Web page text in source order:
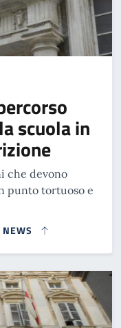
scuola in
che devono
punto tortuoso e
NEWS